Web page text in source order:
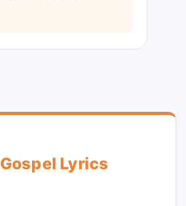
Gospel Lyrics